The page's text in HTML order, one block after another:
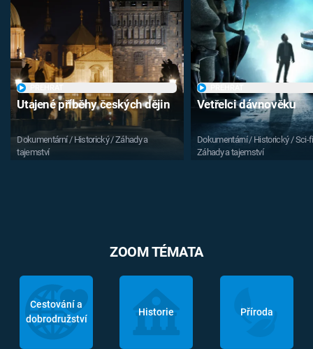
Utajené příběhy českých dějin
Dokumentární / Historický / Záhady a
tajemství
Vetřelci dávnověku
Dokumentární / Historický / Sci-
Záhady a tajemství
ZOOM TÉMATA
Cestování a
dobrodružství
Historie Příroda